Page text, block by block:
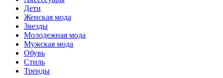
Дети
Женская мода
Звезды
Молодежная мода
Мужская мода
Обувь
Стиль
Тренды